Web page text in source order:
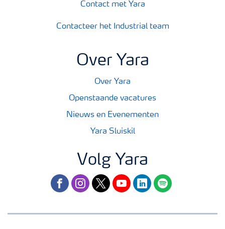
Contact met Yara
Contacteer het Industrial team
Over Yara
Over Yara
Openstaande vacatures
Nieuws en Evenementen
Yara Sluiskil
Volg Yara
facebookinstagram
twitteryoutubelinkedinspotify